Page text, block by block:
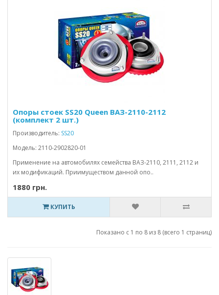
Опоры стоек SS20 Queen ВАЗ-2110-2112
(комплект 2 шт.)
Производитель: SS20
Модель: 2110-2902820-01
Применение на автомобилях семейства ВАЗ-2110, 2111, 2112 и
их модификаций. Приимуществом данной опо..
1880 грн.
КУПИТЬ
Показано с 1 по 8 из 8 (всего 1 страниц)